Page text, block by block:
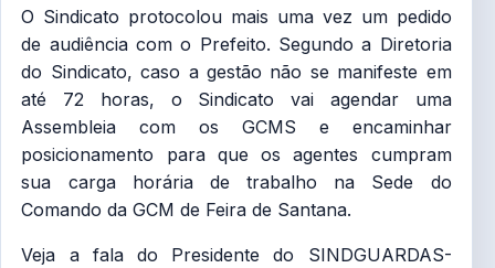
O Sindicato protocolou mais uma vez um pedido
de audiência com o Prefeito. Segundo a Diretoria
do Sindicato, caso a gestão não se manifeste em
até 72 horas, o Sindicato vai agendar uma
Assembleia com os GCMS e encaminhar
posicionamento para que os agentes cumpram
sua carga horária de trabalho na Sede do
Comando da GCM de Feira de Santana.
Veja a fala do Presidente do SINDGUARDAS-